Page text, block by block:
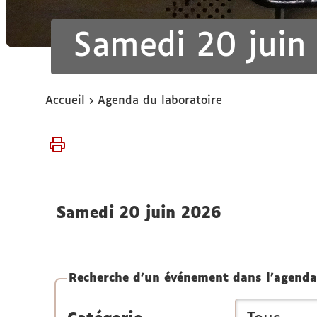
Samedi 20 juin
Vous
ici :
Accueil Agenda du laboratoire
samedi 20 juin 2026
Recherche d'un événement dans l'agenda